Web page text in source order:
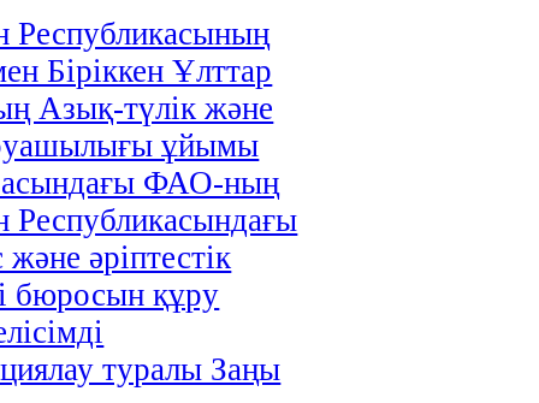
Республикасының
Біріккен Ұлттар
Азық-түлік және
ұйымы
ФАО-ның
Республикасындағы
әріптестік
бюросын құру
туралы Заңы